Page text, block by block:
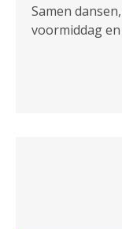
2140
2170
Samen
voormiddag